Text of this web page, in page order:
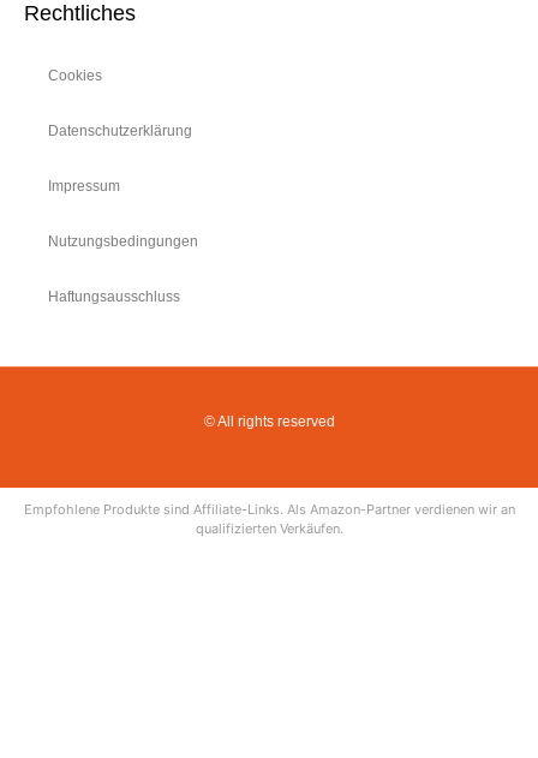
Rechtliches
Cookies
Datenschutzerklärung
Impressum
Nutzungsbedingungen
Haftungsausschluss
© All rights reserved
Empfohlene Produkte sind Affiliate-Links. Als Amazon-Partner verdienen wir an
qualifizierten Verkäufen.